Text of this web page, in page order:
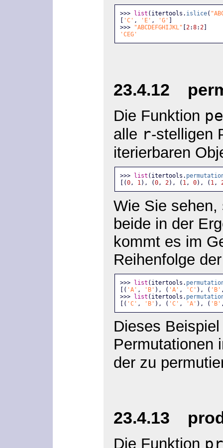
>>> list (itertools. islice(
'C' , 'E' , 'G'
>>>
"ABCDEFGHIJKL" 2:8:2
'CEG'
23.4.12
Die Funktion
alle r-stelligen
iterierbaren
>>> list (itertools.
[(0, 1), (0, 2), ( 1, 0), ( 1,
Wie Sie
beide in der
kommt es im
Reihenfolge
>>> list (itertools.
[( 'A' , 'B' ), ( 'A' , 'C' ), ( 'B'
>>>
list (itertools.
[( 'C' , 'B' ), ( 'C' , 'A' ), ( 'B'
Dieses
Permutationen
der zu
23.4.13
Die Funktion